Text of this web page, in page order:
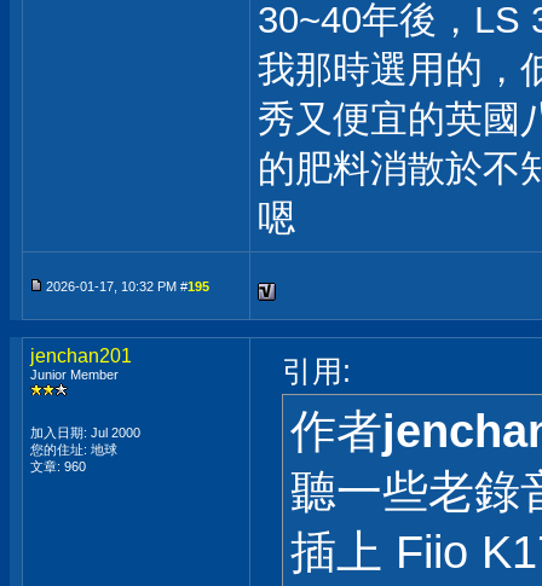
30~40年後，LS
我那時選用的，
秀又便宜的英國
的肥料消散於不
嗯
2026-01-17, 10:32 PM #195
jenchan201
Junior Member
加入日期: Jul 2000
您的住址: 地球
文章: 960
引用:
作者
聽一些老錄
插上 Fiio